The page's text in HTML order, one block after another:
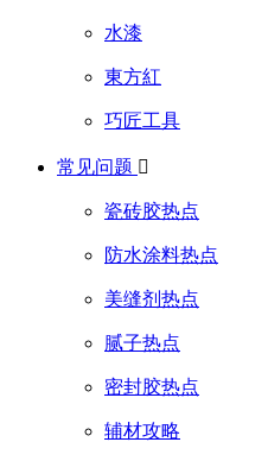
水漆
東方紅
巧匠工具
常见问题 
瓷砖胶热点
防水涂料热点
美缝剂热点
腻子热点
密封胶热点
辅材攻略